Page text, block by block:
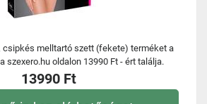
csipkés melltartó szett (fekete) terméket a
szexero.hu oldalon 13990 Ft - ért találja.
13990 Ft